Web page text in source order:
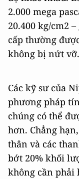
2.000 mega
20.400 kg/cm2
cấp thường
không bị nứt vỡ.
Các kỹ sư của
phương pháp
chúng có thể
hơn. Chẳng
thân và các
bớt 20% khối
không cần phải